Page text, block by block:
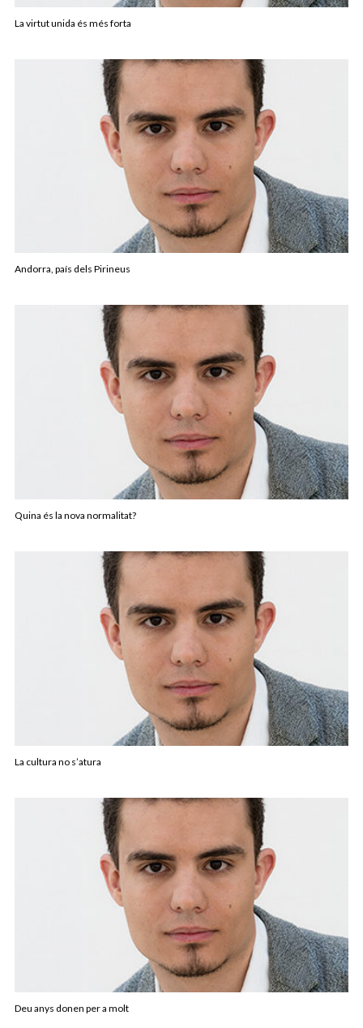
La virtut unida és més forta
Andorra, país dels Pirineus
Quina és la nova normalitat?
La cultura no s’atura
Deu anys donen per a molt